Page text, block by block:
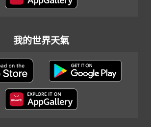
我的世界天氣